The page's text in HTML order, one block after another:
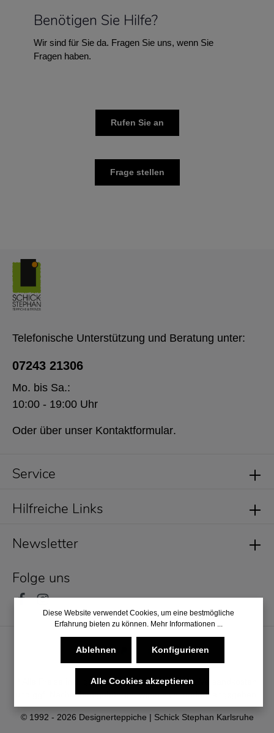
Benötigen Sie Hilfe?
Wir sind für Sie da. Fragen Sie uns, wenn Sie
Fragen haben.
Rufen Sie an
Frage stellen
Service
Newsletter
Folge uns
Telefonische Unterstützung und Beratung unter:
07243 21306
Mo. bis Sa.:
10:00 - 19:00 Uhr
Oder über unser Kontaktformular.
Hilfreiche Links
© 1992 - 2026 Designerteppiche | Schick Stephan Karlsruhe
* Alle Preise inkl. gesetzl. Mehrwertsteuer zzgl.
und ggf. Nachnahmegebühren, wenn nicht anders angegeben.
Diese Website verwendet Cookies, um eine bestmögliche
Erfahrung bieten zu können. Mehr Informationen ...
Ablehnen Konfigurieren
Alle Cookies akzeptieren